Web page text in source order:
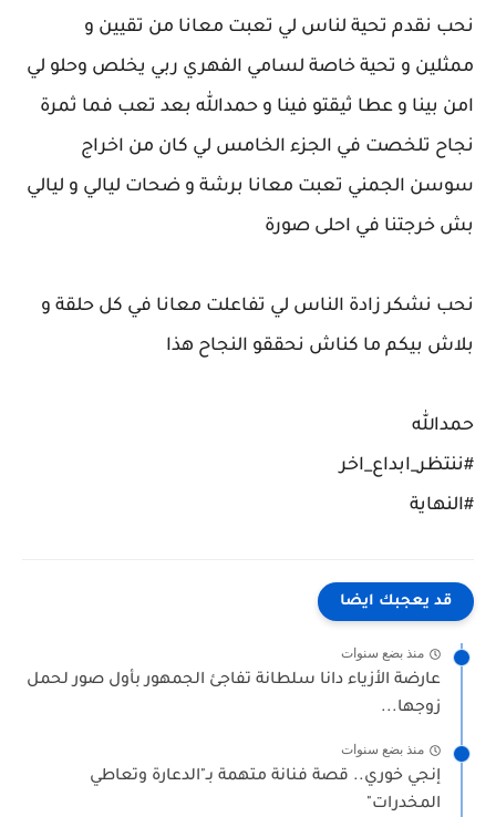
نحب نقدم تحية لناس لي تعبت معانا من تقيين و
ممثلين و تحية خاصة لسامي الفهري ربي يخلص وحلو لي
امن بينا و عطا ثيقتو فينا و حمدالله بعد تعب فما ثمرة
نجاح تلخصت في الجزء الخامس لي كان من اخراج
سوسن الجمني تعبت معانا برشة و ضحات ليالي و ليالي
بش خرجتنا في احلى صورة
نحب نشكر زادة الناس لي تفاعلت معانا في كل حلقة و
بلاش بيكم ما كناش نحققو النجاح هذا
حمدالله
#ننتظر_ابداع_اخر
#النهاية
قد يعجبك ايضا
منذ بضع سنوات
عارضة الأزياء دانا سلطانة تفاجئ الجمهور بأول صور لحمل
زوجها...
منذ بضع سنوات
إنجي خوري.. قصة فنانة متهمة بـ"الدعارة وتعاطي
المخدرات"